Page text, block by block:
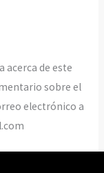
acerca de este
sobre el
electrónico a